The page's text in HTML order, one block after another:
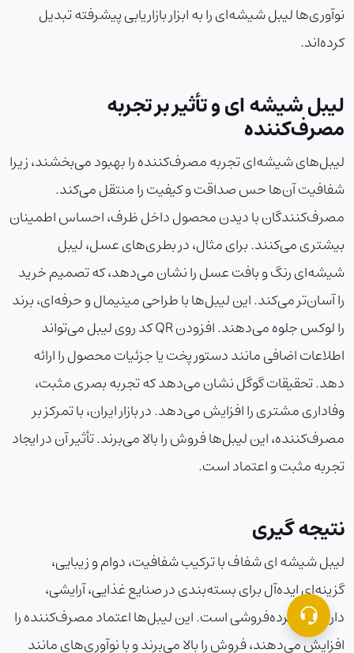
نوآوری‌ها لیبل شیشه‌ای را به ابزار بازاریابی پیشرفته تبدیل
کرده‌اند.
لیبل شیشه ای و تأثیر بر تجربه
مصرف‌کننده
لیبل‌های شیشه‌ای تجربه مصرف‌کننده را بهبود می‌بخشند، زیرا
شفافیت آن‌ها حس صداقت و کیفیت را منتقل می‌کند.
مصرف‌کنندگان با دیدن محصول داخل ظرف، احساس اطمینان
بیشتری می‌کنند. برای مثال، در بطری‌های عسل، لیبل
شیشه‌ای رنگ و بافت عسل را نشان می‌دهد، که تصمیم خرید
را آسان‌تر می‌کند. این لیبل‌ها با طراحی مینیمال و حرفه‌ای، برند
را لوکس جلوه می‌دهند. افزودن QR کد روی لیبل می‌تواند
اطلاعات اضافی مانند دستور پخت یا جزئیات محصول را ارائه
دهد. تحقیقات گوگل نشان می‌دهد که تجربه بصری مثبت،
وفاداری مشتری را افزایش می‌دهد. در بازار ایران، با تمرکز بر
مصرف‌کننده، این لیبل‌ها فروش را بالا می‌برند. تأثیر آن در ایجاد
تجربه مثبت و اعتماد است.
نتیجه گیری
لیبل شیشه ای شفاف با ترکیب شفافیت، دوام و زیبایی،
گزینه‌ای ایده‌آل برای بسته‌بندی در صنایع غذایی، آرایشی،
دارویی و خرده‌فروشی است. این لیبل‌ها اعتماد مصرف‌کننده را
افزایش می‌دهند، فروش را بالا می‌برند و با نوآوری‌های مانند